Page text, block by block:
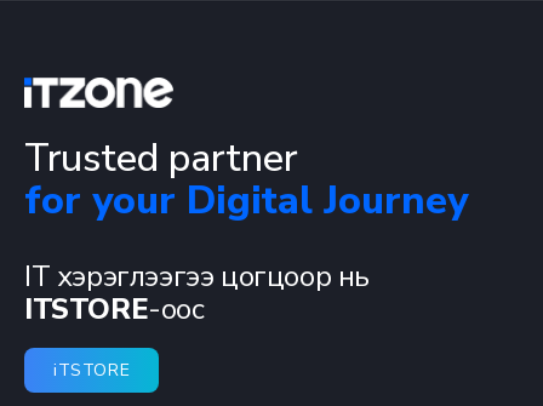
Trusted partner
for your Digital Journey
IT хэрэглээгээ цогцоор нь
ITSTORE-оос
iTSTORE